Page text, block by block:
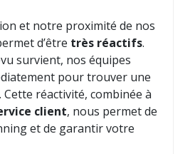
et notre proximité de nos
d’être très réactifs.
survient, nos équipes
pour trouver une
réactivité, combinée à
client, nous permet de
et de garantir votre